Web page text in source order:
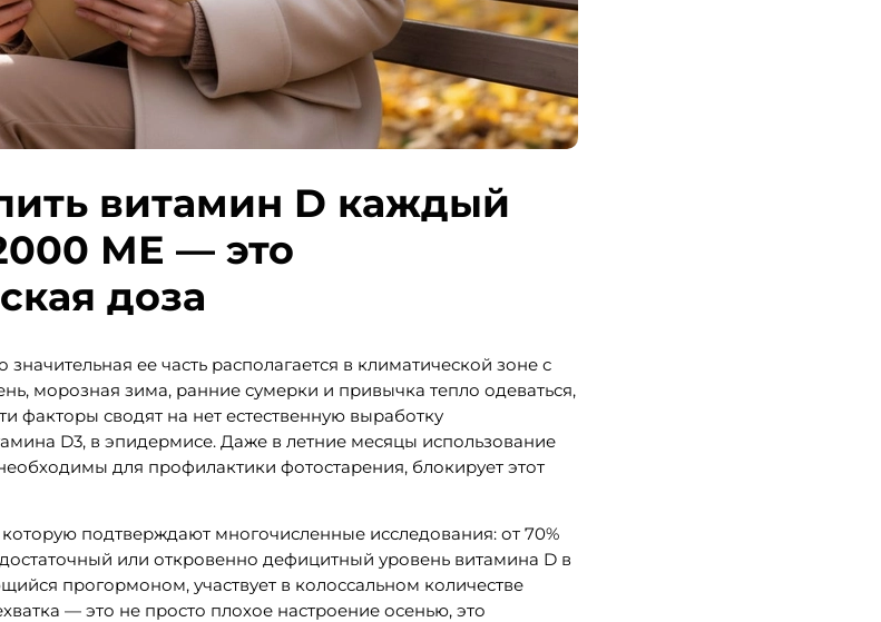
витамин D каждый
МЕ — это
доза
ее часть располагается в климатической зоне с
морозная зима, ранние сумерки и привычка тепло одеваться,
факторы сводят на нет естественную выработку
D3, в эпидермисе. Даже в летние месяцы использование
для профилактики фотостарения, блокирует этот
которую подтверждают многочисленные исследования: от 70%
или откровенно дефицитный уровень витамина D в
прогормоном, участвует в колоссальном количестве
— это не просто плохое настроение осенью, это